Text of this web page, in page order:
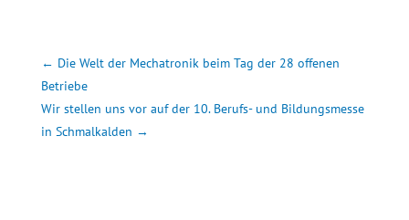
← Die Welt der Mechatronik beim Tag der 28 offenen
Betriebe
Wir stellen uns vor auf der 10. Berufs- und Bildungsmesse
in Schmalkalden →